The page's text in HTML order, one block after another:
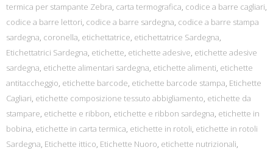
termica per stampante Zebra, carta termografica, codice a barre cagliari,
codice a barre lettori, codice a barre sardegna, codice a barre stampa
sardegna, coronella, etichettatrice, etichettatrice Sardegna,
Etichettatrici Sardegna, etichette, etichette adesive, etichette adesive
sardegna, etichette alimentari sardegna, etichette alimenti, etichette
antitaccheggio, etichette barcode, etichette barcode stampa, Etichette
Cagliari, etichette composizione tessuto abbigliamento, etichette da
stampare, etichette e ribbon, etichette e ribbon sardegna, etichette in
bobina, etichette in carta termica, etichette in rotoli, etichette in rotoli
Sardegna, Etichette ittico, Etichette Nuoro, etichette nutrizionali,